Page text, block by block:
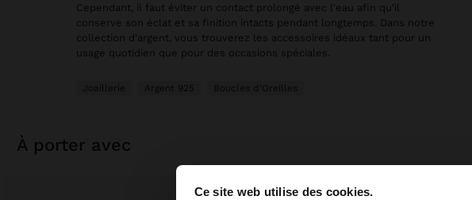
Ce site web utilise des cookies.
Cependant, il faut éviter un contact prolongé avec l'eau afin qu'il
conserve son éclat et sa finition intacts pendant longtemps. Dans notre
collection d'argent, vous trouverez les accessoires idéaux tant pour un
usage quotidien que pour des occasions spéciales.
Joaillerie Argent 925 Boucles d'Oreilles
à porter avec